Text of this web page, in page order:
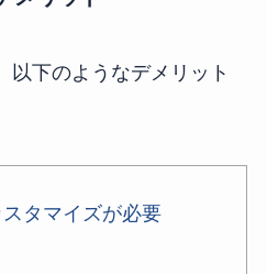
以下のようなデメリット
タマイズが必要